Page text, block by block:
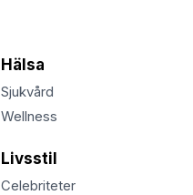
Hälsa
Sjukvård
Wellness
Livsstil
Celebriteter